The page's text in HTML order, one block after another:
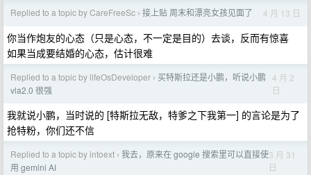
Replied to a topic by CareFreeSc › 接上贴 周末和漂亮女孩见面了 4 月 13 日
你当作炮友的心态（只是心态，不一定是目的）去谈，反而有惊喜
如果当成要结婚的心态，估计很难
Replied to a topic by lifeOsDeveloper › 买特斯拉还是小鹏，听说小鹏
vla2.0 很强
4 月 2
日
我就说小鹏，当时说的 [特斯拉无敌，特爹之下我第一] 的言论是为了
抢特粉，你们还不信
Replied to a topic by intoext › 我去，原来在 google 搜索里可以直接使
用 gemini AI
3 月 31
日